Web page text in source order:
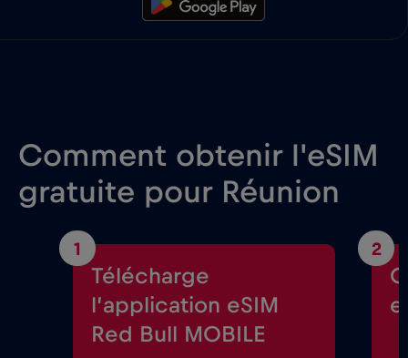
Comment obtenir l'eSIM
gratuite pour Réunion
1
Télécharge
l’application eSIM
Red Bull MOBILE
2